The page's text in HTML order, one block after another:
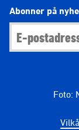
Abonner på
Foto: